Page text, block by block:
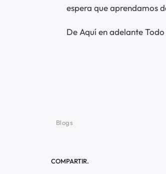
espera que aprendamos
De Aquí en adelante
Blogs
COMPARTIR.